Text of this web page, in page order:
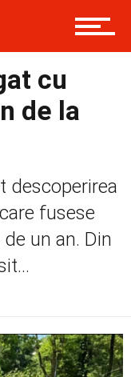
cu
de la
descoperirea
fusese
un an. Din